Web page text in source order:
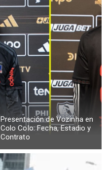
Presentación de Vozinha en
Colo Colo: Fecha, Estadio y
Contrato